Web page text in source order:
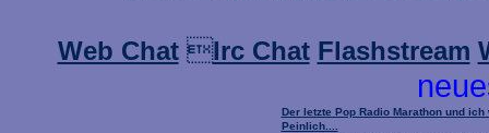
Web ChatIrc Chat Flashstream
Der letzte Pop Radio Marathon und
Peinlich....